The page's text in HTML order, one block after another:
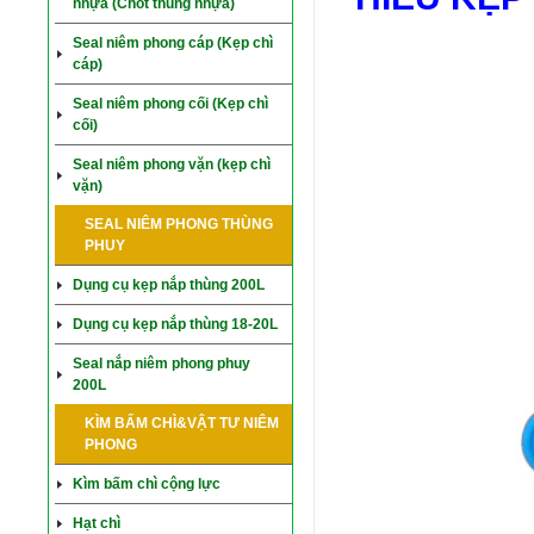
nhựa (Chốt thùng nhựa)
Seal niêm phong cáp (Kẹp chì
cáp)
Seal niêm phong cối (Kẹp chì
cối)
Seal niêm phong vặn (kẹp chì
vặn)
SEAL NIÊM PHONG THÙNG
PHUY
Dụng cụ kẹp nắp thùng 200L
Dụng cụ kẹp nắp thùng 18-20L
Seal nắp niêm phong phuy
200L
KÌM BẤM CHÌ&VẬT TƯ NIÊM
PHONG
Kìm bấm chì cộng lực
Hạt chì